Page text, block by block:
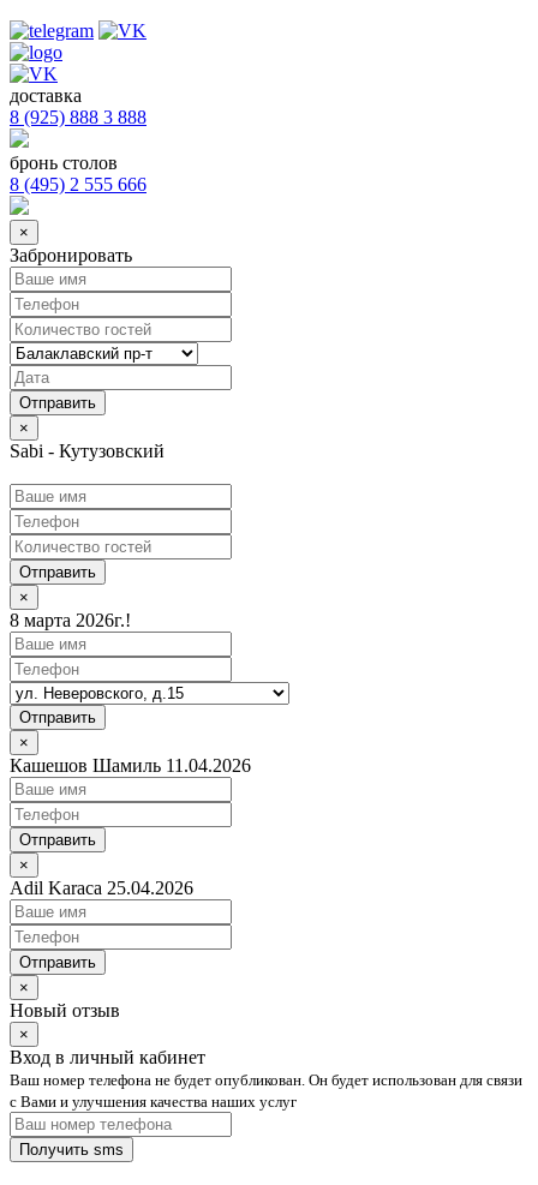
доставка
8 (925) 888 3 888
бронь столов
8 (495) 2 555 666
×
Забронировать
×
Sabi - Кутузовский
Отправить
×
8 марта 2026г.!
Отправить
×
Кашешов Шамиль 11.04.2026
Отправить
×
Adil Karaca 25.04.2026
Отправить
×
Новый отзыв
×
Вход в личный кабинет
Ваш номер телефона не будет опубликован. Он будет использован для связи
с Вами и улучшения качества наших услуг